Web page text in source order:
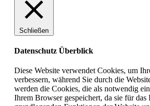
Schließen
Datenschutz Überblick
Diese Website verwendet Cookies, um
verbessern, während Sie durch die
werden die Cookies, die als notwendig
Ihrem Browser gespeichert, da sie für das